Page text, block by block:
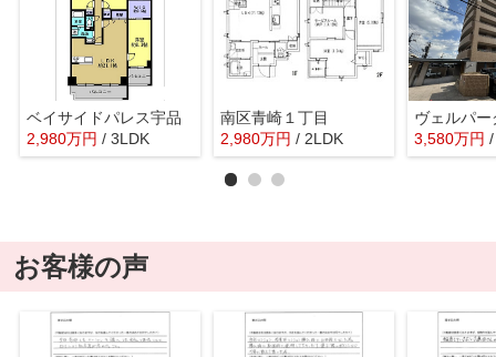
ベイサイドパレス宇品
2,980万円 / 3LDK
南区青崎１丁目
2,980万円 / 2LDK 3,580万円
お客様の声